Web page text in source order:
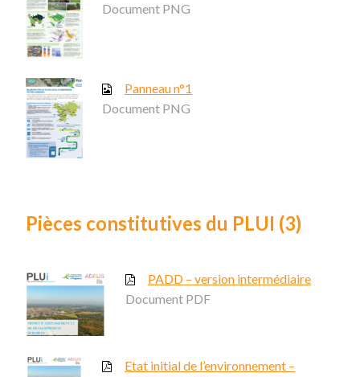
Document PNG
Panneau n°1
Document PNG
Pièces constitutives du PLUI (3)
PADD – version intermédiaire
Document PDF
Etat initial de l’environnement –